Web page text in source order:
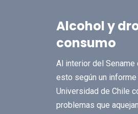
Alcohol y
consumo
Al interior del
esto según un
Universidad de Chile
problemas que